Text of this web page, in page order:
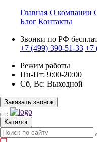
Главная О компании
Блог Контакты
Звонки по РФ
+7 (499) 390-51-33 +7
Режим работы
Пн-Пт: 9:00-20:00
Сб, Вс: Выходной
Заказать звонок
Каталог